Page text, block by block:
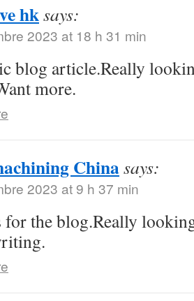
hksays:
2023 at 18 h 31 min
blog article.Really
more.
Chinasays:
2023 at 9 h 37 min
for the blog.Really